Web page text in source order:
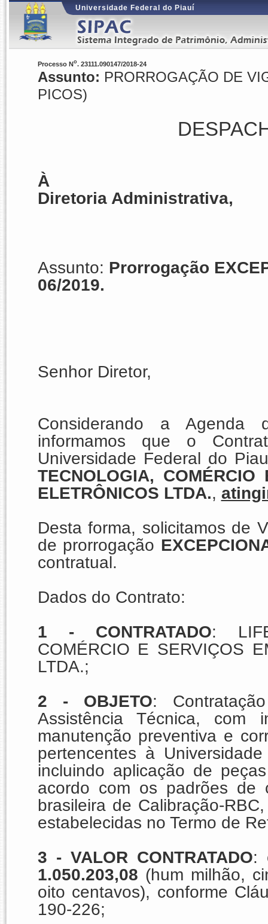
Universidade Federal do Piauí
Processo No. 23111.090147/2018-24
Assunto: PRORROGAÇÃO DE
PICOS)
À
Diretoria Administrativa,
Assunto: Prorrogação
06/2019.
Senhor Diretor,
Considerando a Agenda
informamos que o
Universidade Federal do
TECNOLOGIA, COMÉRCIO
ELETRÔNICOS LTDA.,
Desta forma, solicitamos de
de prorrogação
contratual.
Dados do Contrato:
1 - CONTRATADO:
COMÉRCIO E SERVIÇOS
LTDA.;
2 - OBJETO:
Assistência Técnica, com
manutenção preventiva e
pertencentes à
incluindo aplicação de
acordo com os padrões de
brasileira de Calibração-
estabelecidas no Termo de
3 - VALOR CONTRATADO:
1.050.203,08 (hum milhão,
oito centavos), conforme
190-226;